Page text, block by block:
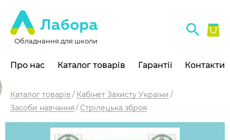
Обладнання для школи
Про нас Каталог товарів Гарантії Контакти
Каталог товарів
Кабінет Захисту України
Засоби навчання
Стрілецька зброя